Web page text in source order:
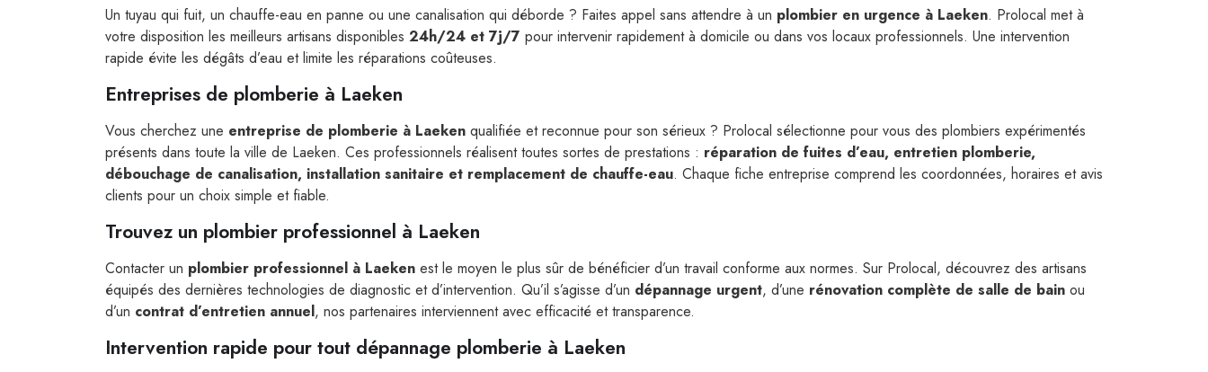
Un tuyau qui fuit, un chauffe-eau en panne ou une canalisation qui déborde ? Faites appel sans attendre à un plombier en urgence à Laeken. Prolocal met à
votre disposition les meilleurs artisans disponibles 24h/24 et 7j/7 pour intervenir rapidement à domicile ou dans vos locaux professionnels. Une intervention
rapide évite les dégâts d’eau et limite les réparations coûteuses.
Entreprises de plomberie à Laeken
Vous cherchez une entreprise de plomberie à Laeken qualifiée et reconnue pour son sérieux ? Prolocal sélectionne pour vous des plombiers expérimentés
présents dans toute la ville de Laeken. Ces professionnels réalisent toutes sortes de prestations : réparation de fuites d’eau, entretien plomberie,
débouchage de canalisation, installation sanitaire et remplacement de chauffe-eau. Chaque fiche entreprise comprend les coordonnées, horaires et avis
clients pour un choix simple et fiable.
Trouvez un plombier professionnel à Laeken
Contacter un plombier professionnel à Laeken est le moyen le plus sûr de bénéficier d’un travail conforme aux normes. Sur Prolocal, découvrez des artisans
équipés des dernières technologies de diagnostic et d’intervention. Qu’il s’agisse d’un dépannage urgent, d’une rénovation complète de salle de bain ou
d’un contrat d’entretien annuel, nos partenaires interviennent avec efficacité et transparence.
Intervention rapide pour tout dépannage plomberie à Laeken